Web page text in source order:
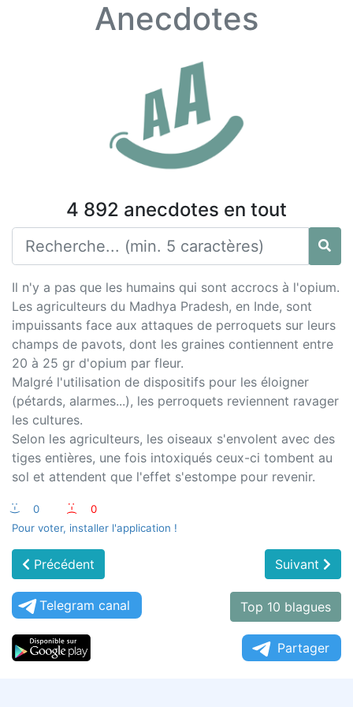
Anecdotes
4 892 anecdotes en tout
Il n'y a pas que les humains qui sont accrocs à l'opium.
Les agriculteurs du Madhya Pradesh, en Inde, sont
impuissants face aux attaques de perroquets sur leurs
champs de pavots, dont les graines contiennent entre
20 à 25 gr d'opium par fleur.
Malgré l'utilisation de dispositifs pour les éloigner
(pétards, alarmes...), les perroquets reviennent ravager
les cultures.
Selon les agriculteurs, les oiseaux s'envolent avec des
tiges entières, une fois intoxiqués ceux-ci tombent au
sol et attendent que l'effet s'estompe pour revenir.
:-) 0 :-(
0
Pour voter, installer l'application !
Précédent Suivant
Telegram canal Top 10 blagues
Partager